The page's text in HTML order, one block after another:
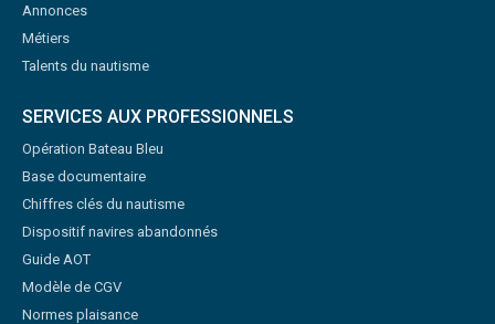
Annonces
Métiers
Talents du nautisme
SERVICES AUX PROFESSIONNELS
Opération Bateau Bleu
Base documentaire
Chiffres clés du nautisme
Dispositif navires abandonnés
Guide AOT
Modèle de CGV
Normes plaisance